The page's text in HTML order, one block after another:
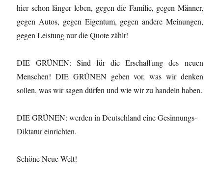
hier schon länger leben, gegen die Familie, gegen Männer,
gegen Autos, gegen Eigentum, gegen andere Meinungen,
gegen Leistung nur die Quote zählt!
DIE GRÜNEN: Sind für die Erschaffung des neuen
Menschen! DIE GRÜNEN geben vor, was wir denken
sollen, was wir sagen dürfen und wie wir zu handeln haben.
DIE GRÜNEN: werden in Deutschland eine Gesinnungs-
Diktatur einrichten.
Schöne Neue Welt!